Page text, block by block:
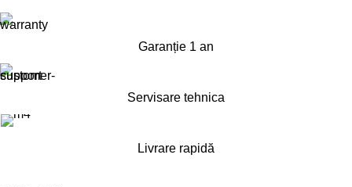
Garanție 1 an
Servisare tehnica
Livrare rapidă